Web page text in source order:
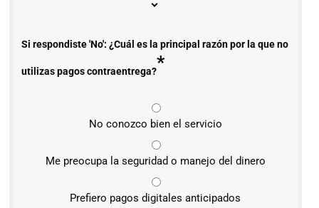
Si respondiste 'No': ¿Cuál es la principal razón por la que no
utilizas pagos contraentrega?*
No conozco bien el servicio
Me preocupa la seguridad o manejo del dinero
Prefiero pagos digitales anticipados